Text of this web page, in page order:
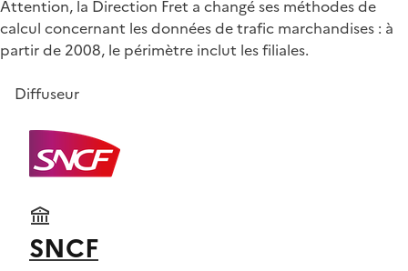
Attention, la Direction Fret a changé ses méthodes de
calcul concernant les données de trafic marchandises : à
partir de 2008, le périmètre inclut les filiales.
Diffuseur
SNCF